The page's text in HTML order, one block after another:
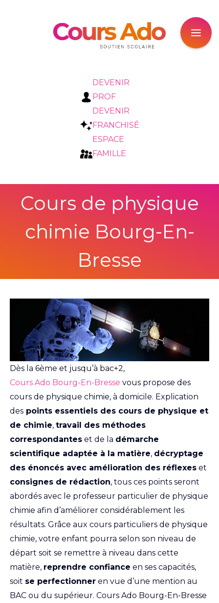
DEVENIR
PROF
DEVENIR
FRANCHISÉ
ESPACE
FAMILLE
Cours de physique
chimie Bourg-En-
Bresse
Dès la 6ème et jusqu’à bac+2,
Cours Ado Bourg-En-Bresse vous propose des
cours de physique chimie, à domicile. Explication
des points essentiels des cours de physique et
de chimie, travail des méthodes
correspondantes et de la démarche
scientifique adaptée à la matière, décryptage
des énoncés avec amélioration des réflexes et
consignes de rédaction, tous ces points seront
abordés avec le professeur particulier de physique
chimie afin d’améliorer considérablement les
résultats. Grâce aux cours particuliers de physique
chimie, votre enfant pourra selon son niveau de
départ soit se remettre à niveau dans cette
matière, reprendre confiance en ses capacités,
soit se perfectionner en vue d’une mention au
BAC ou du supérieur. Cours Ado Bourg-En-Bresse